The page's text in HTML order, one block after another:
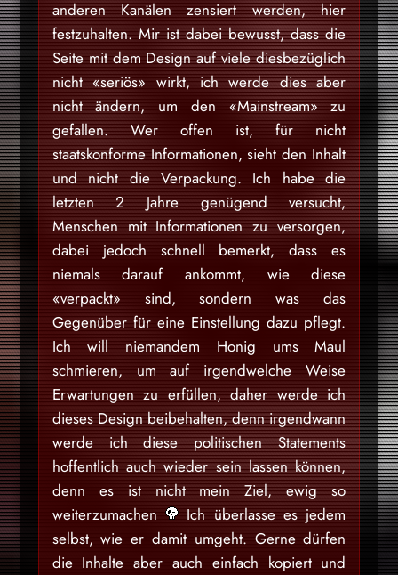
anderen Kanälen zensiert werden, hier
festzuhalten. Mir ist dabei bewusst, dass die
Seite mit dem Design auf viele diesbezüglich
nicht «seriös» wirkt, ich werde dies aber
nicht ändern, um den «Mainstream» zu
gefallen. Wer offen ist, für nicht
staatskonforme Informationen, sieht den Inhalt
und nicht die Verpackung. Ich habe die
letzten 2 Jahre genügend versucht,
Menschen mit Informationen zu versorgen,
dabei jedoch schnell bemerkt, dass es
niemals darauf ankommt, wie diese
«verpackt» sind, sondern was das
Gegenüber für eine Einstellung dazu pflegt.
Ich will niemandem Honig ums Maul
schmieren, um auf irgendwelche Weise
Erwartungen zu erfüllen, daher werde ich
dieses Design beibehalten, denn irgendwann
werde ich diese politischen Statements
hoffentlich auch wieder sein lassen können,
denn es ist nicht mein Ziel, ewig so
weiterzumachen
Ich überlasse es jedem
selbst, wie er damit umgeht. Gerne dürfen
die Inhalte aber auch einfach kopiert und